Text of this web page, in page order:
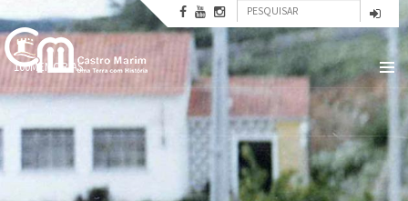
para
o
conteúdo
principal
Formulário
de
pesquisa
Pesquisar
100MEMORIAS